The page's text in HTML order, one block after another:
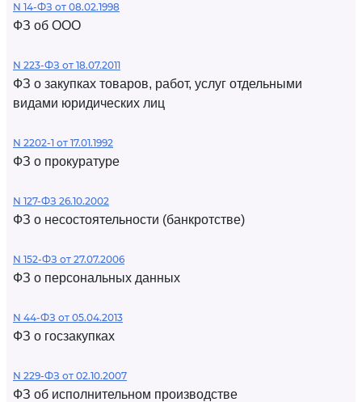
N 14-ФЗ от 08.02.1998
ФЗ об ООО
N 223-ФЗ от 18.07.2011
ФЗ о закупках товаров, работ, услуг отдельными
видами юридических лиц
N 2202-1 от 17.01.1992
ФЗ о прокуратуре
N 127-ФЗ 26.10.2002
ФЗ о несостоятельности (банкротстве)
N 152-ФЗ от 27.07.2006
ФЗ о персональных данных
N 44-ФЗ от 05.04.2013
ФЗ о госзакупках
N 229-ФЗ от 02.10.2007
ФЗ об исполнительном производстве